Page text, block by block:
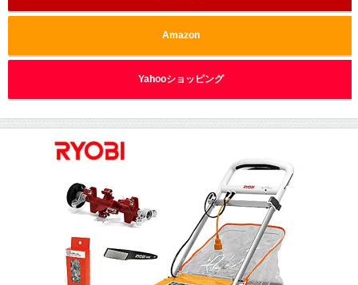
Amazon
Yahooショッピング